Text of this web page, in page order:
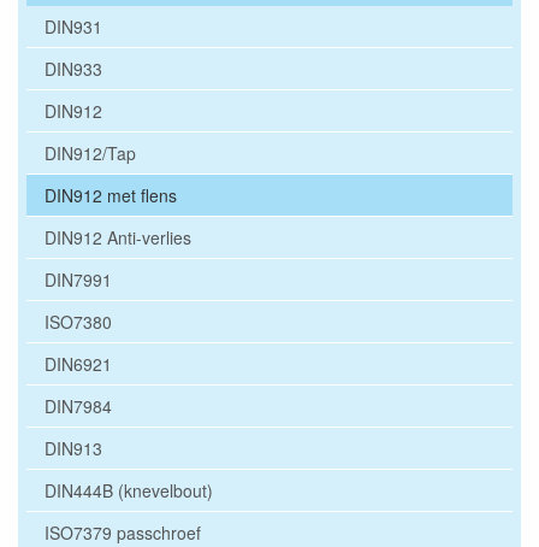
DIN931
DIN933
DIN912
DIN912/Tap
DIN912 met flens
DIN912 Anti-verlies
DIN7991
ISO7380
DIN6921
DIN7984
DIN913
DIN444B (knevelbout)
ISO7379 passchroef